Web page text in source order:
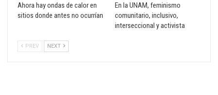
Ahora hay ondas de calor en
sitios donde antes no ocurrían
En la UNAM, feminismo
comunitario, inclusivo,
interseccional y activista
PREV NEXT